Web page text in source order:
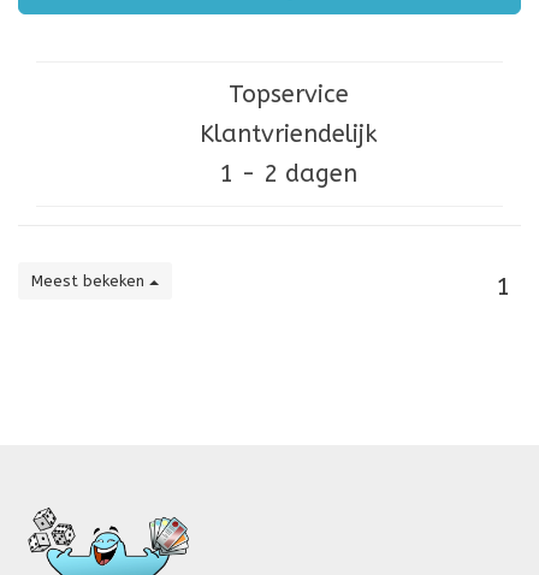
Topservice
Klantvriendelijk
1 - 2 dagen
Meest bekeken 1